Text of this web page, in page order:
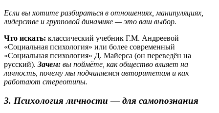
Если вы хотите разбираться в отношениях, манипуляциях,
лидерстве и групповой динамике — это ваш выбор.
Что искать: классический учебник Г.М. Андреевой
«Социальная психология» или более современный
«Социальная психология» Д. Майерса (он переведён на
русский). Зачем: вы поймёте, как общество влияет на
личность, почему мы подчиняемся авторитетам и как
работают стереотипы.
3. Психология личности — для самопознания